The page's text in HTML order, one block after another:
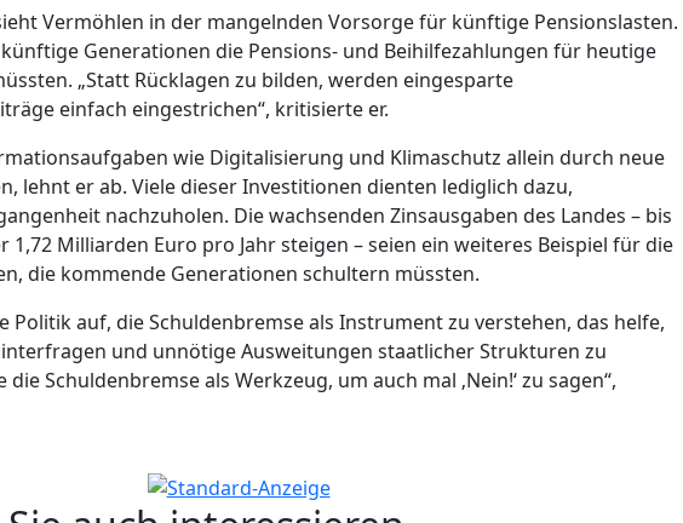
Vermöhlen in der mangelnden Vorsorge für künftige Pensionslasten.
Generationen die Pensions- und Beihilfezahlungen für heutige
„Statt Rücklagen zu bilden, werden eingesparte
einfach eingestrichen“, kritisierte er.
wie Digitalisierung und Klimaschutz allein durch neue
lehnt er ab. Viele dieser Investitionen dienten lediglich dazu,
nachzuholen. Die wachsenden Zinsausgaben des Landes – bis
1,72 Milliarden Euro pro Jahr steigen – seien ein weiteres Beispiel für die
die kommende Generationen schultern müssten.
Politik auf, die Schuldenbremse als Instrument zu verstehen, das helfe,
und unnötige Ausweitungen staatlicher Strukturen zu
Schuldenbremse als Werkzeug, um auch mal ‚Nein!‘ zu sagen“,